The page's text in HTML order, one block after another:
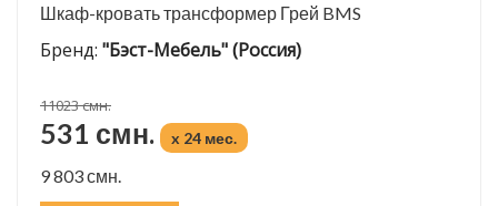
Шкаф-кровать трансформер Грей BMS
Бренд: "Бэст-Мебель" (Россия)
11023 смн.
531 смн. x 24 мес.
9 803 смн.